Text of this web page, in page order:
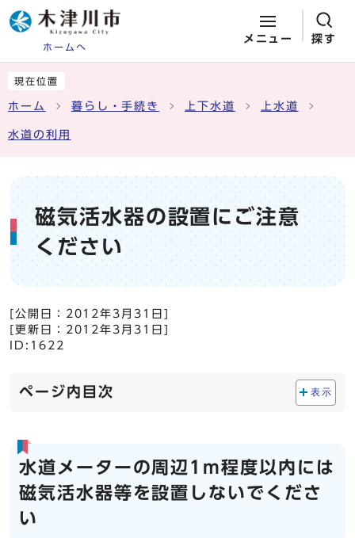
ホームへ
メニュー 探す
現在位置
ホーム 暮らし・手続き 上下水道 上水道
水道の利用
磁気活水器の設置にご注意
ください
[公開日： 2012年3月31日
[更新日： 2012年3月31日
ID:1622
ページ内目次 表示
水道メーターの周辺1m程度以内には
磁気活水器等を設置しないでくださ
い